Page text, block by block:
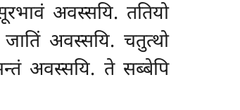
अवस्सयि. ततियो
जातिं अवस्सयि. चतुत्थो
अवस्सयि. ते सब्बेपि